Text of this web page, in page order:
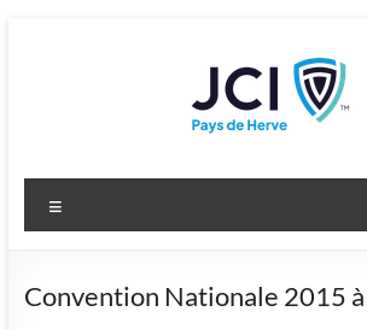
JCI Pays de Herve
Developing leaders for a changing world
Convention Nationale 2015